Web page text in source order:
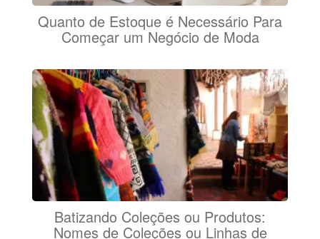
Quanto de Estoque é Necessário Para
Começar um Negócio de Moda
Batizando Coleções ou Produtos:
Nomes de Coleções ou Linhas de